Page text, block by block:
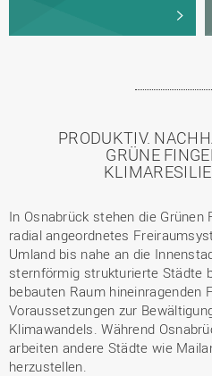
PRODUKTIV.
GRÜNE
In Osnabrück stehen die
radial angeordnetes
Umland bis nahe an die
sternförmig strukturierte Städte
bebauten Raum hineinragenden
Voraussetzungen zur
Klimawandels. Während
arbeiten andere Städte wie
herzustellen.